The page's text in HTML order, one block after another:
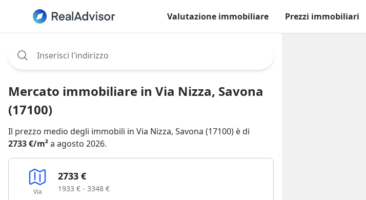
Valutazione immobiliare Prezzi immobiliari
Mercato immobiliare in Via Nizza, Savona
(17100)
Il prezzo medio degli immobili in Via Nizza, Savona (17100) è di
2733 €/m²a agosto 2026.
Via
2733 €
1933 € - 3348 €